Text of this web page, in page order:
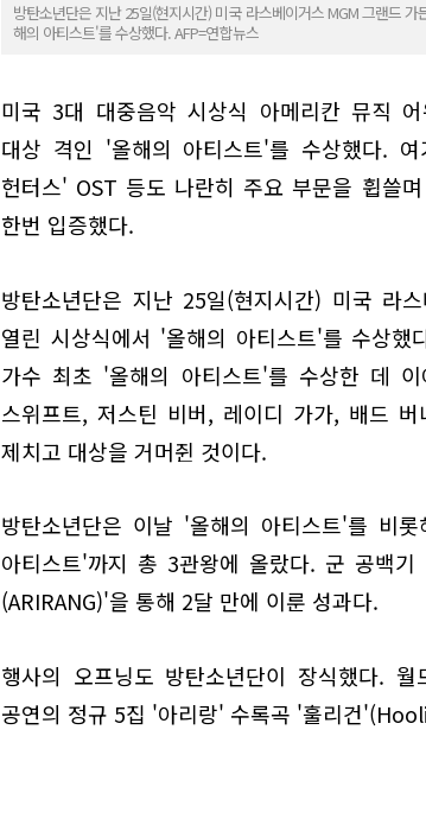
방탄소년단은 지난 25일(현지시간) 미국 라스베이거스 MGM 그랜드
해의 아티스트'를 수상했다. AFP=연합뉴스
미국 3대 대중음악 시상식 아메리칸 뮤직 어
대상 격인 '올해의 아티스트'를 수상했다.
헌터스' OST 등도 나란히 주요 부문을 휩쓸
한번 입증했다.
방탄소년단은 지난 25일(현지시간) 미국 라
열린 시상식에서 '올해의 아티스트'를 수상
가수 최초 '올해의 아티스트'를 수상한 데
스위프트, 저스틴 비버, 레이디 가가, 배드
제치고 대상을 거머쥔 것이다.
방탄소년단은 이날 '올해의 아티스트'를 비
아티스트'까지 총 3관왕에 올랐다. 군 공백
(ARIRANG)'을 통해 2달 만에 이룬 성과다.
행사의 오프닝도 방탄소년단이 장식했다. 월
공연의 정규 5집 '아리랑' 수록곡 '훌리건